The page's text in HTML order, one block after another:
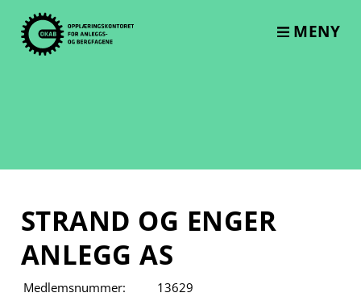
content
MENY
STRAND OG ENGER
ANLEGG AS
Medlemsnummer:
13629